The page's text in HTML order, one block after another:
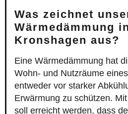
Was zeichnet
Wärmedämmung in
Kronshagen aus?
Eine Wärmedämmung hat
Wohn- und Nutzräume
entweder vor starker
Erwärmung zu schützen.
soll erreicht werden, dass